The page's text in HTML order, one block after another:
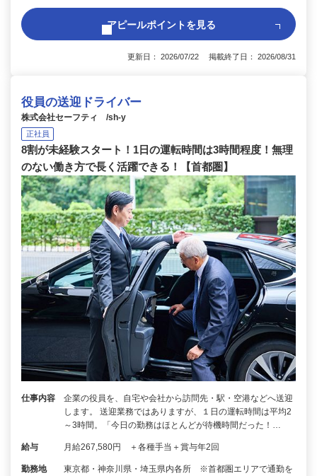
アピールポイントを見る
更新日： 2026/07/22 掲載終了日： 2026/08/31
役員の送迎ドライバー
株式会社セーフティ /sh-y
正社員
8割が未経験スタート！1日の運転時間は3時間程度！無理
のない働き方で長く活躍できる！【首都圏】
仕事内容
企業の役員を、自宅や会社から訪問先・駅・空港などへ送迎
します。 送迎業務ではありますが、１日の運転時間は平均2
～3時間。「今日の勤務はほとんどが待機時間だった！…
給与 月給267,580円 ＋各種手当＋賞与年2回
勤務地
東京都・神奈川県・埼玉県内各所 ※首都圏エリアで通勤を